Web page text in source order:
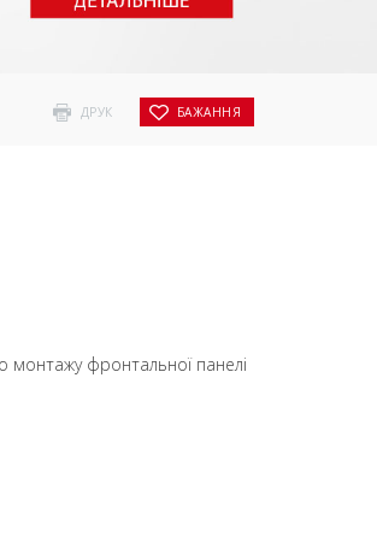
ДРУК БАЖАННЯ
монтажу фронтальної панелі